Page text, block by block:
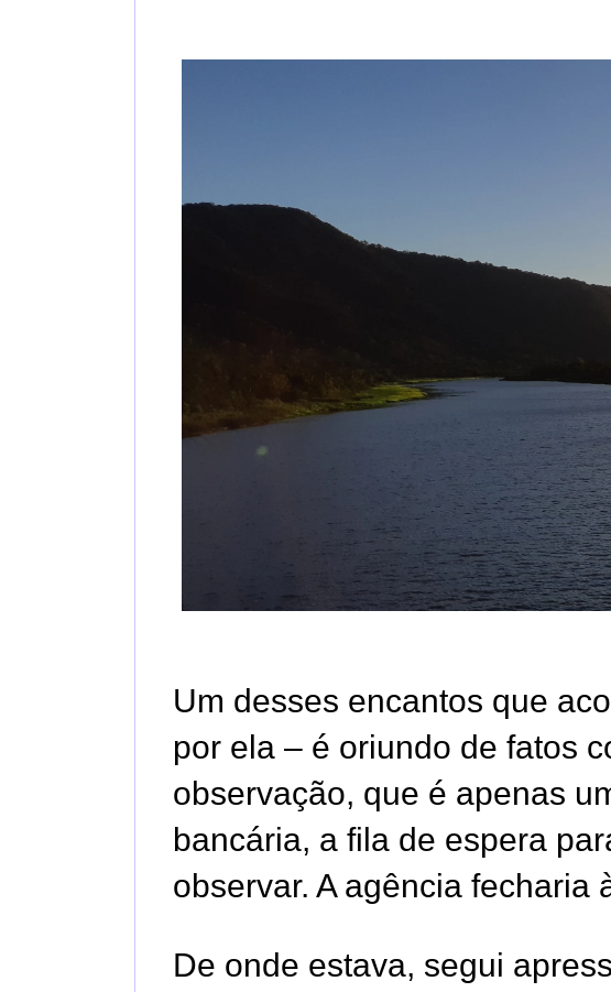
Um desses encantos que
por ela – é oriundo de fatos
observação, que é apenas
bancária, a fila de espera
observar. A agência fecharia
De onde estava, segui